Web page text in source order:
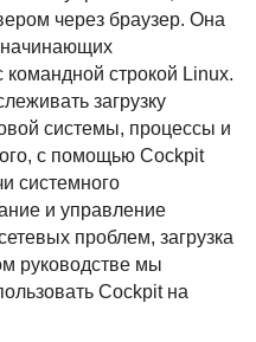
через браузер. Она
начинающих
командной строкой Linux.
загрузку
системы, процессы и
с помощью Cockpit
системного
и управление
проблем, загрузка
руководстве мы
Cockpit на